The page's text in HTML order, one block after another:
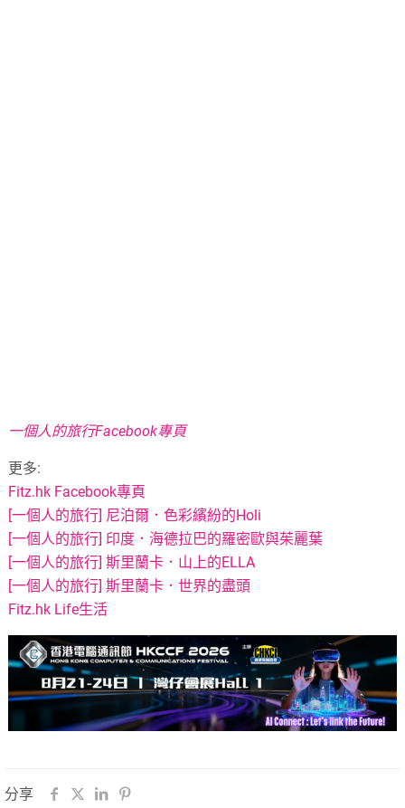
一個人的旅行Facebook專頁
更多:
Fitz.hk Facebook專頁
[一個人的旅行] 尼泊爾．色彩繽紛的Holi
[一個人的旅行] 印度．海德拉巴的羅密歐與茱麗葉
[一個人的旅行] 斯里蘭卡．山上的ELLA
[一個人的旅行] 斯里蘭卡．世界的盡頭
Fitz.hk Life生活
分享